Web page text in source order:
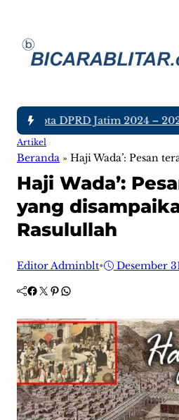
Anggota DPRD Jatim 2024 –
Artikel
Beranda » Haji Wada’: Pesan
Haji Wada’:
yang
Rasulullah
Editor Adminblt• Desember
Facebook Twitter Pinterest WhatsApp